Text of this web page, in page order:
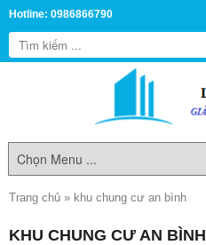
Hotline: 0986866790
Trang chủ » khu chung cư an bình
KHU CHUNG CƯ AN BÌNH